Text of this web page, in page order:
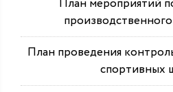
План мероприятий
План проведения
спортивных